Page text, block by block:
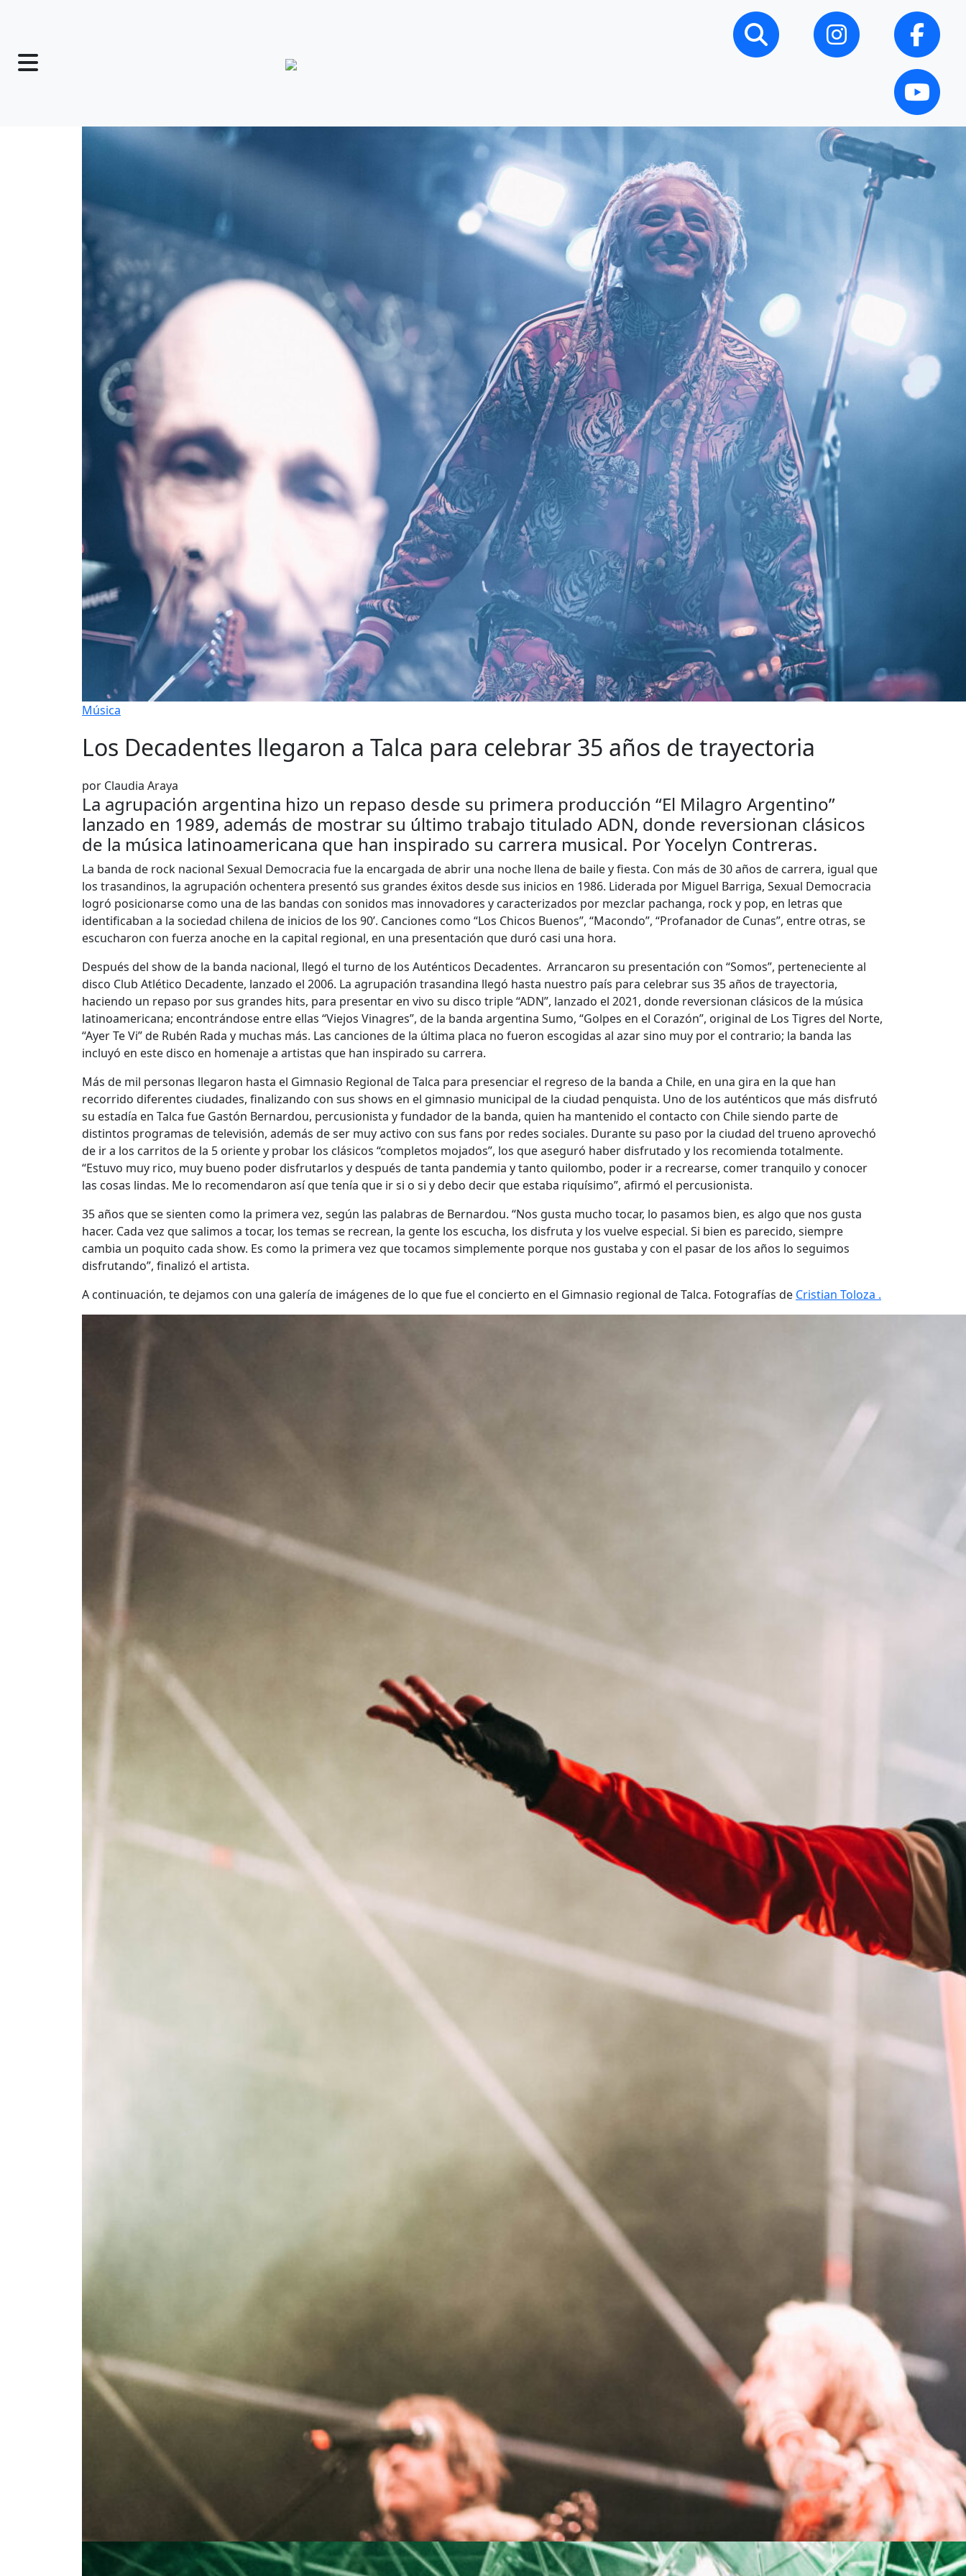
Música
Los Decadentes llegaron a Talca para celebrar 35 años de trayectoria
por Claudia Araya
La agrupación argentina hizo un repaso desde su primera producción “El Milagro Argentino”
lanzado en 1989, además de mostrar su último trabajo titulado ADN, donde reversionan clásicos
de la música latinoamericana que han inspirado su carrera musical. Por Yocelyn Contreras.
La banda de rock nacional Sexual Democracia fue la encargada de abrir una noche llena de baile y fiesta. Con más de 30 años de carrera, igual que
los trasandinos, la agrupación ochentera presentó sus grandes éxitos desde sus inicios en 1986. Liderada por Miguel Barriga, Sexual Democracia
logró posicionarse como una de las bandas con sonidos mas innovadores y caracterizados por mezclar pachanga, rock y pop, en letras que
identificaban a la sociedad chilena de inicios de los 90’. Canciones como “Los Chicos Buenos”, “Macondo”, “Profanador de Cunas”, entre otras, se
escucharon con fuerza anoche en la capital regional, en una presentación que duró casi una hora.
Después del show de la banda nacional, llegó el turno de los Auténticos Decadentes. Arrancaron su presentación con “Somos”, perteneciente al
disco Club Atlético Decadente, lanzado el 2006. La agrupación trasandina llegó hasta nuestro país para celebrar sus 35 años de trayectoria,
haciendo un repaso por sus grandes hits, para presentar en vivo su disco triple “ADN”, lanzado el 2021, donde reversionan clásicos de la música
latinoamericana; encontrándose entre ellas “Viejos Vinagres”, de la banda argentina Sumo, “Golpes en el Corazón”, original de Los Tigres del Norte,
“Ayer Te Vi” de Rubén Rada y muchas más. Las canciones de la última placa no fueron escogidas al azar sino muy por el contrario; la banda las
incluyó en este disco en homenaje a artistas que han inspirado su carrera.
Más de mil personas llegaron hasta el Gimnasio Regional de Talca para presenciar el regreso de la banda a Chile, en una gira en la que han
recorrido diferentes ciudades, finalizando con sus shows en el gimnasio municipal de la ciudad penquista. Uno de los auténticos que más disfrutó
su estadía en Talca fue Gastón Bernardou, percusionista y fundador de la banda, quien ha mantenido el contacto con Chile siendo parte de
distintos programas de televisión, además de ser muy activo con sus fans por redes sociales. Durante su paso por la ciudad del trueno aprovechó
de ir a los carritos de la 5 oriente y probar los clásicos “completos mojados”, los que aseguró haber disfrutado y los recomienda totalmente.
“Estuvo muy rico, muy bueno poder disfrutarlos y después de tanta pandemia y tanto quilombo, poder ir a recrearse, comer tranquilo y conocer
las cosas lindas. Me lo recomendaron así que tenía que ir si o si y debo decir que estaba riquísimo”, afirmó el percusionista.
35 años que se sienten como la primera vez, según las palabras de Bernardou. “Nos gusta mucho tocar, lo pasamos bien, es algo que nos gusta
hacer. Cada vez que salimos a tocar, los temas se recrean, la gente los escucha, los disfruta y los vuelve especial. Si bien es parecido, siempre
cambia un poquito cada show. Es como la primera vez que tocamos simplemente porque nos gustaba y con el pasar de los años lo seguimos
disfrutando”, finalizó el artista.
A continuación, te dejamos con una galería de imágenes de lo que fue el concierto en el Gimnasio regional de Talca. Fotografías de Cristian Toloza .